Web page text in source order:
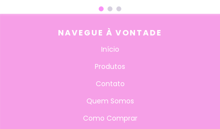
NAVEGUE À VONTADE
Início
Produtos
Contato
Quem Somos
Como Comprar